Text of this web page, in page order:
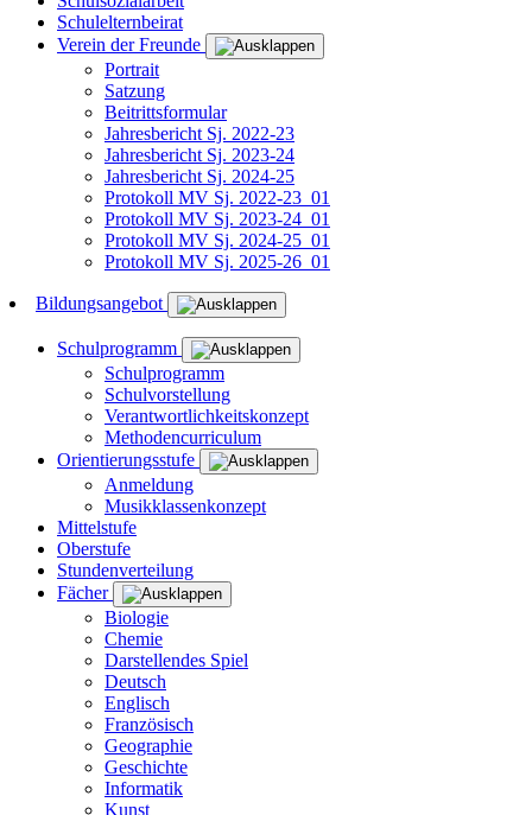
Schulelternbeirat
Verein der Freunde
Portrait
Satzung
Beitrittsformular
Jahresbericht Sj. 2022-23
Jahresbericht Sj. 2023-24
Jahresbericht Sj. 2024-25
Protokoll MV Sj. 2022-23_01
Protokoll MV Sj. 2023-24_01
Protokoll MV Sj. 2024-25_01
Protokoll MV Sj. 2025-26_01
Bildungsangebot
Schulprogramm
Schulprogramm
Schulvorstellung
Verantwortlichkeitskonzept
Methodencurriculum
Orientierungsstufe
Anmeldung
Musikklassenkonzept
Mittelstufe
Oberstufe
Stundenverteilung
Fächer
Biologie
Chemie
Darstellendes Spiel
Deutsch
Englisch
Französisch
Geographie
Geschichte
Informatik
Kunst